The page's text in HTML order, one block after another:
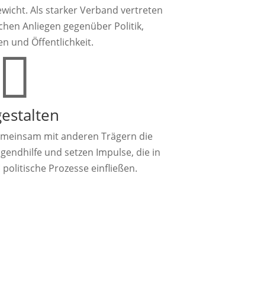
Als starker Verband vertreten
Anliegen gegenüber Politik,
und Öffentlichkeit.

mit anderen Trägern die
und setzen Impulse, die in
Prozesse einfließen.